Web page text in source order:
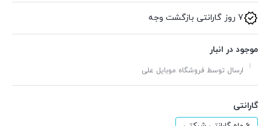
7 روز گارانتی بازگشت وجه
موجود در انبار
ارسال توسط فروشگاه موبایل علی
گارانتی